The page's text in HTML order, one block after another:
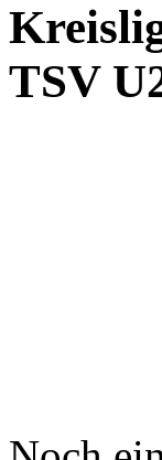
TSV